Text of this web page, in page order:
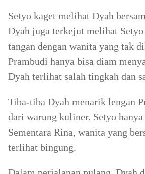
Setyo kaget melihat Dyah
Dyah juga terkejut melihat Setyo
tangan dengan wanita yang tak
Prambudi hanya bisa diam
Dyah terlihat salah tingkah dan
Tiba-tiba Dyah menarik lengan
dari warung kuliner. Setyo hanya
Sementara Rina, wanita yang
terlihat bingung.